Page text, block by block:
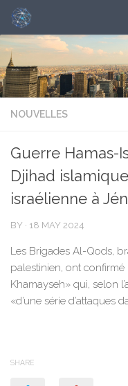
NOUVELLES
Guerre Hamas-
Djihad
israélienne à
BY · 18 MAY 2024
Les Brigades Al-Qods,
palestinien, ont
Khamayseh» qui, selon
«d’une série d’attaques
SHARE